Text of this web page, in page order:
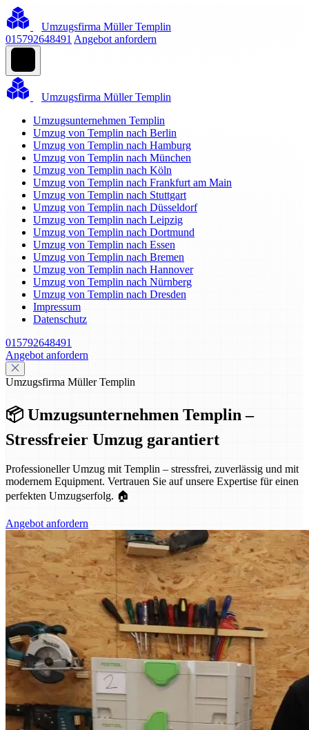
Umzugsfirma Müller Templin
015792648491 Angebot anfordern
Umzugsfirma Müller Templin
Umzugsunternehmen Templin
Umzug von Templin nach Berlin
Umzug von Templin nach Hamburg
Umzug von Templin nach München
Umzug von Templin nach Köln
Umzug von Templin nach Frankfurt am Main
Umzug von Templin nach Stuttgart
Umzug von Templin nach Düsseldorf
Umzug von Templin nach Leipzig
Umzug von Templin nach Dortmund
Umzug von Templin nach Essen
Umzug von Templin nach Bremen
Umzug von Templin nach Hannover
Umzug von Templin nach Nürnberg
Umzug von Templin nach Dresden
Impressum
Datenschutz
015792648491
Angebot anfordern
Umzugsfirma Müller Templin
📦 Umzugsunternehmen Templin –
Stressfreier Umzug garantiert
Professioneller Umzug mit Templin – stressfrei, zuverlässig und mit
modernem Equipment. Vertrauen Sie auf unsere Expertise für einen
perfekten Umzugserfolg. 🏠
Angebot anfordern